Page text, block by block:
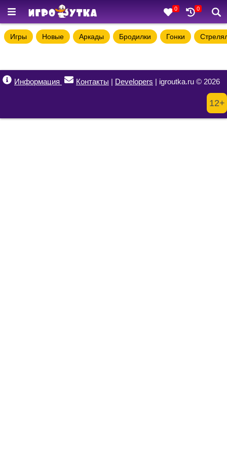
0 0
Игры Новые Аркады Бродилки Гонки
Информация Контакты | Developers | igroutka.ru © 2026
12+